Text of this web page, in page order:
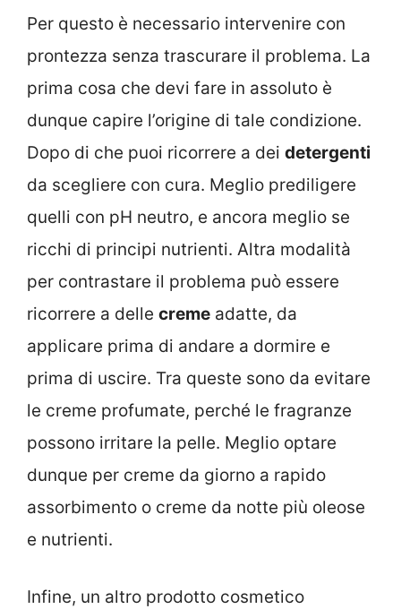
Per questo è necessario intervenire con
prontezza senza trascurare il problema. La
prima cosa che devi fare in assoluto è
dunque capire l’origine di tale condizione.
Dopo di che puoi ricorrere a dei detergenti
da scegliere con cura. Meglio prediligere
quelli con pH neutro, e ancora meglio se
ricchi di principi nutrienti. Altra modalità
per contrastare il problema può essere
ricorrere a delle creme adatte, da
applicare prima di andare a dormire e
prima di uscire. Tra queste sono da evitare
le creme profumate, perché le fragranze
possono irritare la pelle. Meglio optare
dunque per creme da giorno a rapido
assorbimento o creme da notte più oleose
e nutrienti.
Infine, un altro prodotto cosmetico